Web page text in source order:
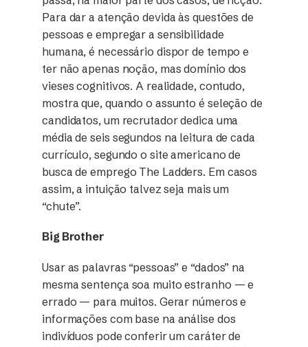
Para dar a atenção devida às questões de
pessoas e empregar a sensibilidade
humana, é necessário dispor de tempo e
ter não apenas noção, mas domínio dos
vieses cognitivos. A realidade, contudo,
mostra que, quando o assunto é seleção de
candidatos, um recrutador dedica uma
média de seis segundos na leitura de cada
currículo, segundo o site americano de
busca de emprego The Ladders. Em casos
assim, a intuição talvez seja mais um
“chute”.
Big Brother
Usar as palavras “pessoas” e “dados” na
mesma sentença soa muito estranho — e
errado — para muitos. Gerar números e
informações com base na análise dos
indivíduos pode conferir um caráter de